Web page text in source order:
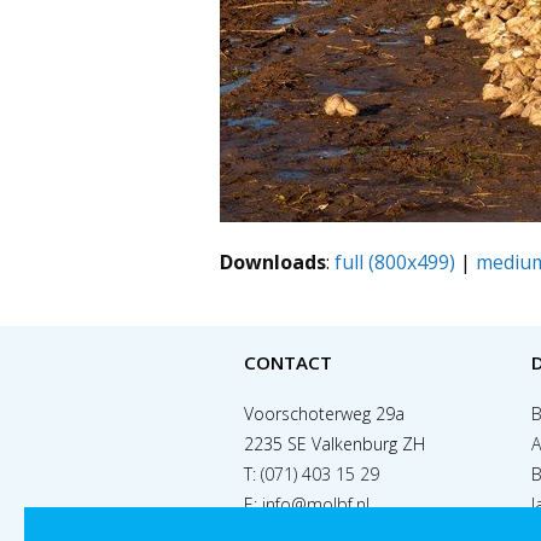
Downloads: full (800x499) |
CONTACT
Voorschoterweg 29a
2235 SE Valkenburg ZH
T: (071) 403 15 29
E:info@molbf.nl